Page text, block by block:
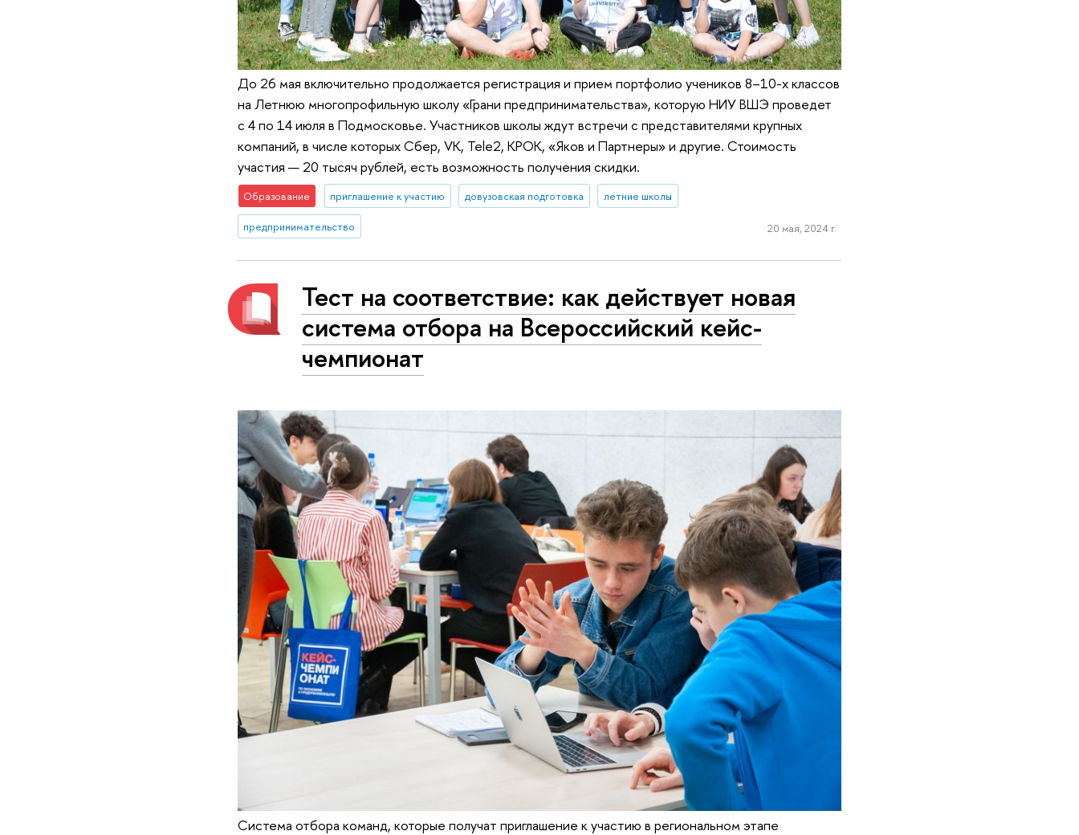
До 26 мая включительно продолжается регистрация и прием портфолио учеников 8–10-х классов
на Летнюю многопрофильную школу «Грани предпринимательства», которую НИУ ВШЭ проведет
с 4 по 14 июля в Подмосковье. Участников школы ждут встречи с представителями крупных
компаний, в числе которых Сбер, VK, Теlе2, КРОК, «Яков и Партнеры» и другие. Стоимость
участия — 20 тысяч рублей, есть возможность получения скидки.
Образование приглашение к участию довузовская подготовка летние школы
предпринимательство 20 мая, 2024 г.
Тест на соответствие: как действует новая
система отбора на Всероссийский кейс-
чемпионат
Система отбора команд, которые получат приглашение к участию в региональном этапе